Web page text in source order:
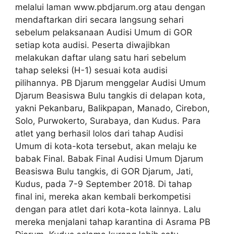
melalui laman www.pbdjarum.org atau dengan
mendaftarkan diri secara langsung sehari
sebelum pelaksanaan Audisi Umum di GOR
setiap kota audisi. Peserta diwajibkan
melakukan daftar ulang satu hari sebelum
tahap seleksi (H-1) sesuai kota audisi
pilihannya. PB Djarum menggelar Audisi Umum
Djarum Beasiswa Bulu tangkis di delapan kota,
yakni Pekanbaru, Balikpapan, Manado, Cirebon,
Solo, Purwokerto, Surabaya, dan Kudus. Para
atlet yang berhasil lolos dari tahap Audisi
Umum di kota-kota tersebut, akan melaju ke
babak Final. Babak Final Audisi Umum Djarum
Beasiswa Bulu tangkis, di GOR Djarum, Jati,
Kudus, pada 7-9 September 2018. Di tahap
final ini, mereka akan kembali berkompetisi
dengan para atlet dari kota-kota lainnya. Lalu
mereka menjalani tahap karantina di Asrama PB